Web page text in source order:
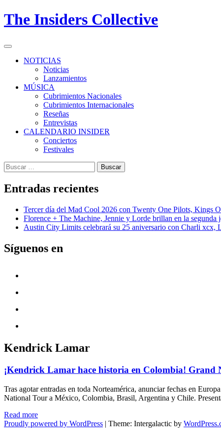
Skip
to
The Insiders Collective
Primary
NOTICIAS
Noticias
Lanzamientos
MÚSICA
Cubrimientos Nacionales
Cubrimientos Internacionales
Reseñas
Entrevistas
CALENDARIO INSIDER
Conciertos
Festivales
Buscar:
Entradas recientes
Tercer día del Mad Cool 2026 con Twenty One Pilots, Kings
Florence + The Machine, Jennie y Lorde brillan en la
Austin City Limits celebrará su 25 aniversario con Charli xcx,
Síguenos en
Kendrick Lamar
¡Kendrick Lamar hace historia en Colombia! Grand
Tras agotar entradas en toda Norteamérica, anunciar fechas en
National Tour a México, Colombia, Brasil, Argentina y Chile.
Read more"¡Kendrick
Lamar
Proudly powered by WordPress | Theme: Intergalactic by